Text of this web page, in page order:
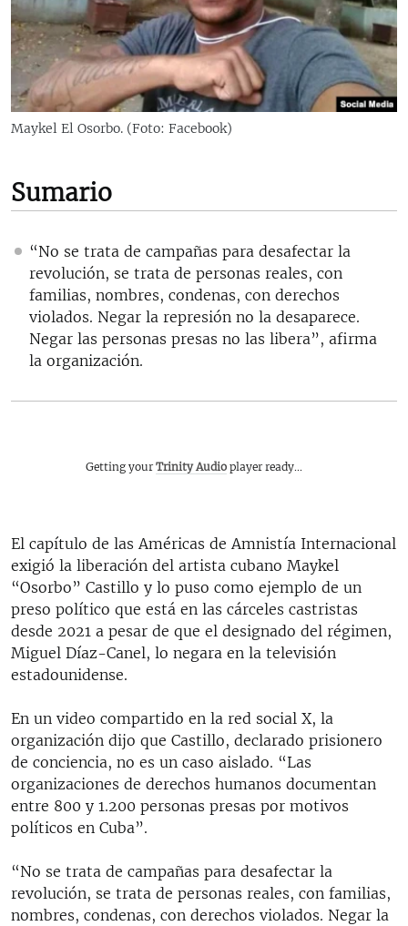
RADIO MARTÍ
ESPECIALES
ESPECIALES
LA REALIDAD DE LA VIVIENDA EN CUBA
KENTU-CUBANO
LOS SANTOS DE HIALEAH
DESINFORMACIÓN RUSA EN AMÉRICA LATINA
LA INVASIÓN DE RUSIA A UCRANIA
MULTIMEDIA
EDITORIALES
Maykel El Osorbo. (Foto: Facebook)
Sumario
“No se trata de campañas para desafectar la
revolución, se trata de personas reales, con
familias, nombres, condenas, con derechos
violados. Negar la represión no la desaparece.
Negar las personas presas no las libera”, afirma
la organización.
Getting yourTrinity Audio player ready...
El capítulo de las Américas de Amnistía Internacional
exigió la liberación del artista cubano Maykel
“Osorbo” Castillo y lo puso como ejemplo de un
preso político que está en las cárceles castristas
desde 2021 a pesar de que el designado del régimen,
Miguel Díaz-Canel, lo negara en la televisión
estadounidense.
En un video compartido en la red social X, la
organización dijo que Castillo, declarado prisionero
de conciencia, no es un caso aislado. “Las
organizaciones de derechos humanos documentan
entre 800 y 1.200 personas presas por motivos
políticos en Cuba”.
“No se trata de campañas para desafectar la
revolución, se trata de personas reales, con familias,
nombres, condenas, con derechos violados. Negar la